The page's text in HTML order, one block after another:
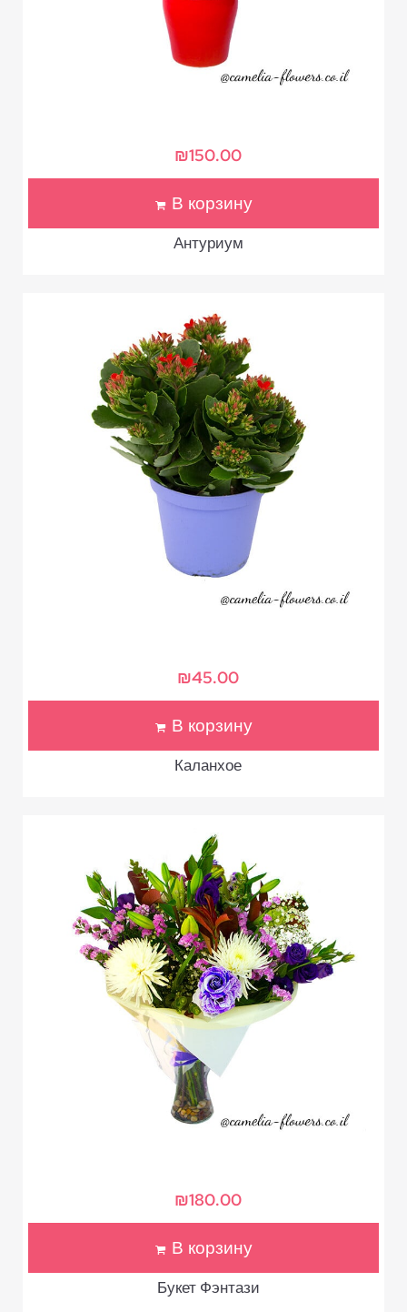
Антуриум
₪150.00
В корзину
Каланхое
₪45.00
В корзину
Букет Фэнтази
₪180.00
В корзину